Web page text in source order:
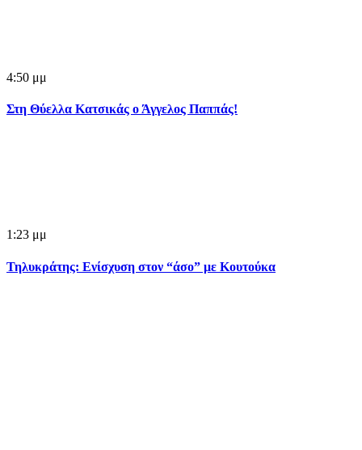
4:50 μμ
Στη Θύελλα Κατσικάς ο Άγγελος Παππάς!
1:23 μμ
Τηλυκράτης: Ενίσχυση στον “άσο” με Κουτούκα